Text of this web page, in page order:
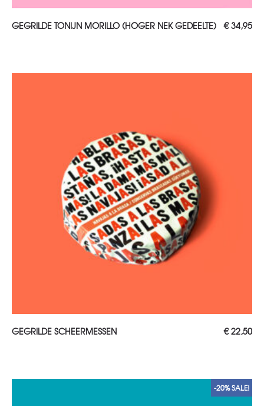
TOEVOEGEN AAN WINKELWAGEN
GEGRILDE TONIJN MORILLO (HOGER NEK GEDEELTE) €34,95
TOEVOEGEN AAN WINKELWAGEN
GEGRILDE SCHEERMESSEN €22,50
-20% SALE!